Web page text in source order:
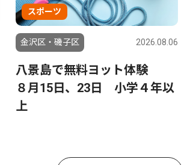
スポーツ
金沢区・磯子区 2026.08.06
八景島で無料ヨット体験
８月15日、23日 小学４年以
上